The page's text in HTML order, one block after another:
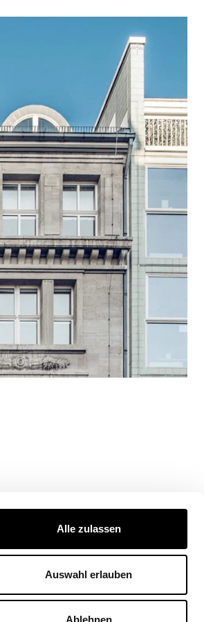
Alle zulassen
Auswahl erlauben
Ablehnen